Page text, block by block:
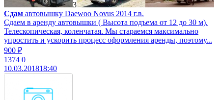
3
Сдам автовышку Daewoo Novus 2014 г.в.
Сдаем в аренду автовышки ( Высота подъема от 12 до 30 м).
Телескопическая, коленчатая. Мы стараемся максимально
упростить и ускорить процесс оформления аренды, поэтому...
900 ₽
1374 0
10.03.201818:40